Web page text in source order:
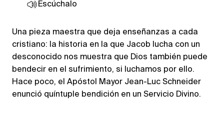
Escúchalo
Una pieza maestra que deja enseñanzas a cada
cristiano: la historia en la que Jacob lucha con un
desconocido nos muestra que Dios también puede
bendecir en el sufrimiento, si luchamos por ello.
Hace poco, el Apóstol Mayor Jean-Luc Schneider
enunció quíntuple bendición en un Servicio Divino.